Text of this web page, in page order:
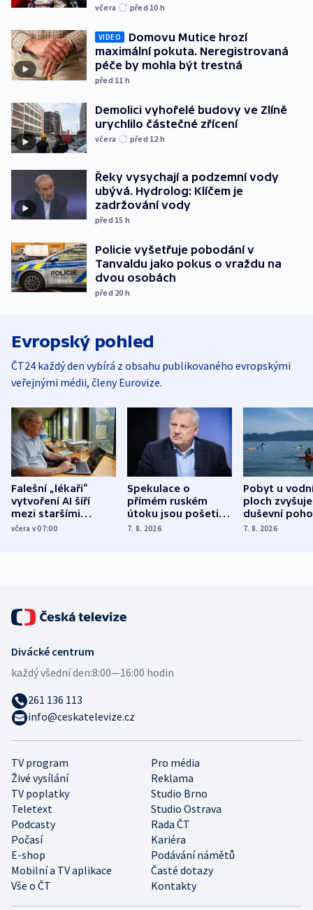
včera před 10 h
VIDEO
Domovu Mutice hrozí
maximální pokuta. Neregistrovaná
péče by mohla být trestná
před 11 h
Demolici vyhořelé budovy ve Zlíně
urychlilo částečné zřícení
včera před 12 h
Řeky vysychají a podzemní vody
ubývá. Hydrolog: Klíčem je
zadržování vody
před 15 h
Policie vyšetřuje pobodání v
Tanvaldu jako pokus o vraždu na
dvou osobách
před 20 h
Evropský pohled
ČT24 každý den vybírá z obsahu publikovaného evropskými
veřejnými médii, členy Eurovize.
Falešní „lékaři“
vytvoření AI šíří
mezi staršími
Poláky nebezpečné
včera v 07:00
Spekulace o
přímém ruském
útoku jsou pošetilé,
míní estonský
7. 8. 2026
Pobyt u
ploch zvyšuje
duševní
ukázala
7. 8. 2026
TV program
Pro média
Živé vysílání
Reklama
TV poplatky
Studio Brno
Teletext
Studio Ostrava
Podcasty
Rada ČT
Počasí
Kariéra
E-shop
Podávání námětů
Mobilní a TV aplikace
Časté dotazy
Vše o ČT
Kontakty
Divácké centrum
každý všední den:8:00—16:00 hodin
261 136 113
info@ceskatelevize.cz